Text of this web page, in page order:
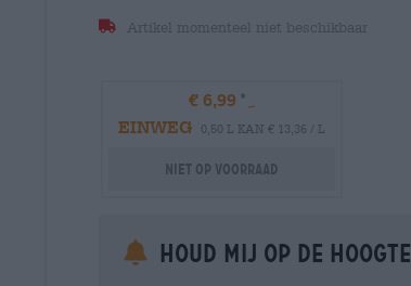
Artikel momenteel niet beschikbaar
€ 6,99
EINWEG
0,50 L KAN € 13,36 / L
Niet op voorraad
Houd mij op de hoogte